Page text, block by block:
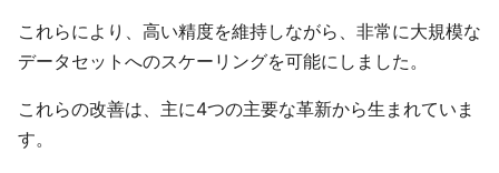
これらにより、高い精度を維持しながら、非常に大規模な
データセットへのスケーリングを可能にしました。
これらの改善は、主に4つの主要な革新から生まれていま
す。